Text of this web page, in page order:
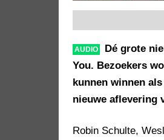
AUDIO
Dé grote
You. Bezoekers
kunnen winnen
nieuwe aflevering
Robin Schulte,